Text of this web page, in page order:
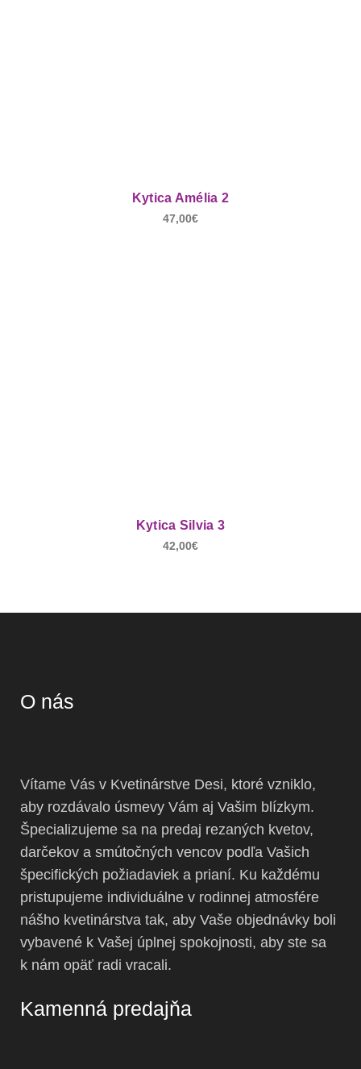
Kytica Amélia 2
47,00€
Kytica Silvia 3
42,00€
O nás
Vítame Vás v Kvetinárstve Desi, ktoré vzniklo,
aby rozdávalo úsmevy Vám aj Vašim blízkym.
Špecializujeme sa na predaj rezaných kvetov,
darčekov a smútočných vencov podľa Vašich
špecifických požiadaviek a prianí. Ku každému
pristupujeme individuálne v rodinnej atmosfére
nášho kvetinárstva tak, aby Vaše objednávky boli
vybavené k Vašej úplnej spokojnosti, aby ste sa
k nám opäť radi vracali.
Kamenná predajňa